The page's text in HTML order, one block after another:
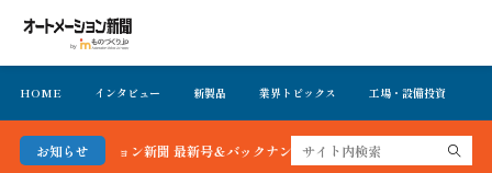
HOME インタビュー 新製品 業界トピックス 工場・設備投資
お知らせ
ートメーション新聞 最新号＆バックナンバーを無料で公開中 詳細はこちら